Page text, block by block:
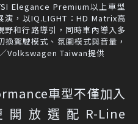
Elegance Premium以上車型
，以IQ.LIGHT：HD Matrix高
野和行路導引，同時車內導入多
駕駛模式、氛圍模式與音量，
Volkswagen Taiwan提供
車型不僅加入
放選配R-Line